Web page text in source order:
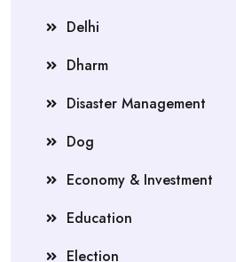
Delhi
Dharm
Disaster Management
Dog
Economy & Investment
Education
Election